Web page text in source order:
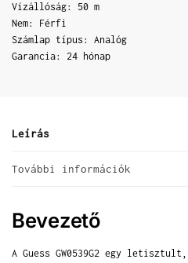
Vízállóság: 50 m
Nem: Férfi
Számlap típus: Analóg
Garancia: 24 hónap
Leírás
További információk
Bevezető
A Guess GW0539G2 egy